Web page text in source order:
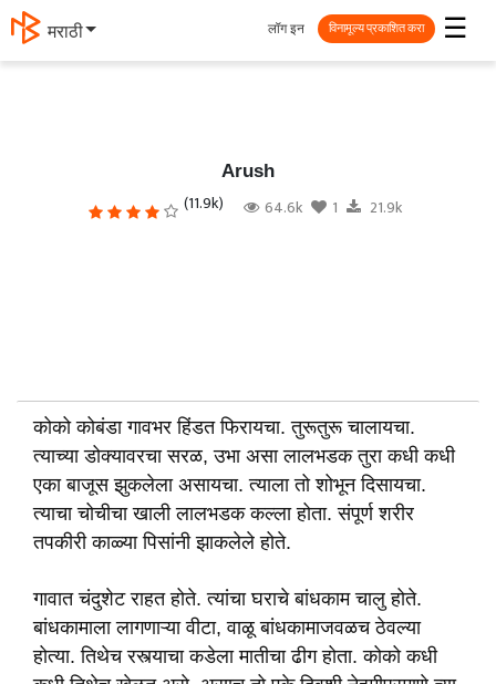
मराठी ☰
लॉग इन विनामूल्य प्रकाशित करा
Arush
(11.9k) 64.6k 1 21.9k
कोको कोबंडा गावभर हिंडत फिरायचा. तुरूतुरू चालायचा.
त्याच्या डोक्यावरचा सरळ, उभा असा लालभडक तुरा कधी कधी
एका बाजूस झुकलेला असायचा. त्याला तो शोभून दिसायचा.
त्याचा चोचीचा खाली लालभडक कल्ला होता. संपूर्ण शरीर
तपकीरी काळ्या पिसांनी झाकलेले होते.
गावात चंदुशेट राहत होते. त्यांचा घराचे बांधकाम चालु होते.
बांधकामाला लागणाऱ्या वीटा, वाळू बांधकामाजवळच ठेवल्या
होत्या. तिथेच रस्त्याचा कडेला मातीचा ढीग होता. कोको कधी